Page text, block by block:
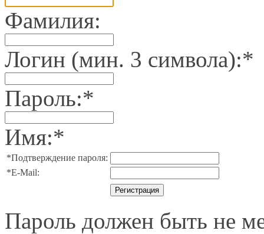
Фамилия:
Логин (мин. 3 символа):*
Пароль:*
Имя:*
*Подтверждение пароля:
*E-Mail:
Пароль должен быть не